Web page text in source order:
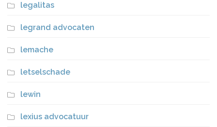
legalitas
legrand advocaten
lemache
letselschade
lewin
lexius advocatuur